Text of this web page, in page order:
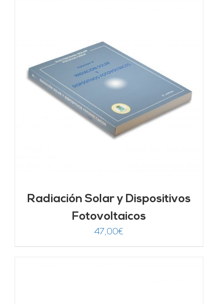
Radiación Solar y Dispositivos
Fotovoltaicos
47,00€